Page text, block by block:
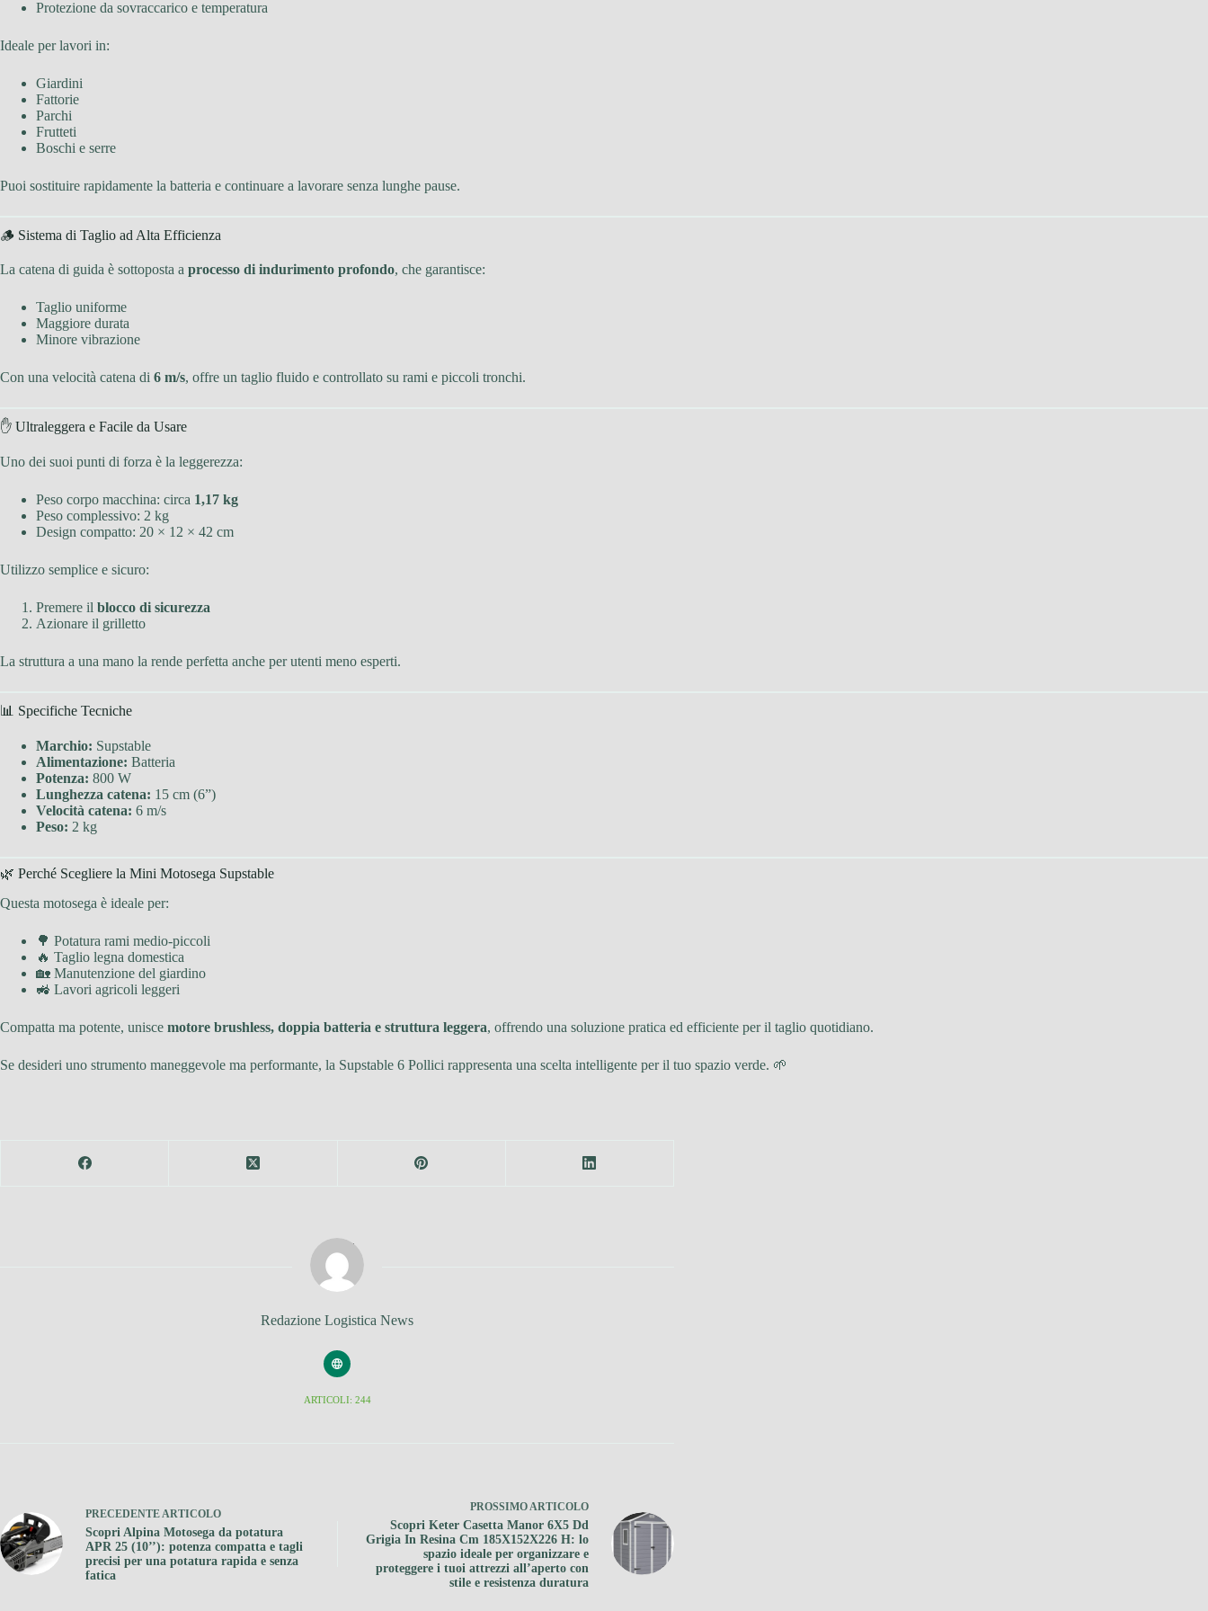
Protezione da sovraccarico e temperatura
Ideale per lavori in:
Giardini
Fattorie
Parchi
Frutteti
Boschi e serre
Puoi sostituire rapidamente la batteria e continuare a lavorare senza lunghe pause.
🪵 Sistema di Taglio ad Alta Efficienza
La catena di guida è sottoposta a processo di indurimento profondo, che garantisce:
Taglio uniforme
Maggiore durata
Minore vibrazione
Con una velocità catena di 6 m/s, offre un taglio fluido e controllato su rami e piccoli tronchi.
✋ Ultraleggera e Facile da Usare
Uno dei suoi punti di forza è la leggerezza:
Peso corpo macchina: circa 1,17 kg
Peso complessivo: 2 kg
Design compatto: 20 × 12 × 42 cm
Utilizzo semplice e sicuro:
Premere il blocco di sicurezza
Azionare il grilletto
La struttura a una mano la rende perfetta anche per utenti meno esperti.
📊 Specifiche Tecniche
Marchio: Supstable
Alimentazione: Batteria
Potenza: 800 W
Lunghezza catena: 15 cm (6”)
Velocità catena: 6 m/s
Peso: 2 kg
🌿 Perché Scegliere la Mini Motosega Supstable
Questa motosega è ideale per:
🌳 Potatura rami medio-piccoli
🔥 Taglio legna domestica
🏡 Manutenzione del giardino
🚜 Lavori agricoli leggeri
Compatta ma potente, unisce motore brushless, doppia batteria e struttura leggera, offrendo una soluzione pratica ed efficiente per il taglio quotidiano.
Se desideri uno strumento maneggevole ma performante, la Supstable 6 Pollici rappresenta una scelta intelligente per il tuo spazio verde. 🌱
Redazione Logistica News
ARTICOLI: 244
PRECEDENTE ARTICOLO
Scopri Alpina Motosega da potatura
APR 25 (10’’): potenza compatta e tagli
precisi per una potatura rapida e senza
fatica
PROSSIMO ARTICOLO
Scopri Keter Casetta Manor 6X5 Dd
Grigia In Resina Cm 185X152X226 H: lo
spazio ideale per organizzare e
proteggere i tuoi attrezzi all’aperto con
stile e resistenza duratura